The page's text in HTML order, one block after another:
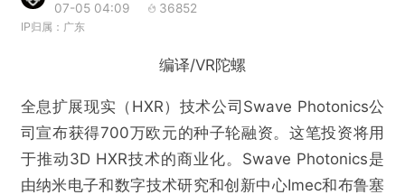
07-05 04:09 36852
IP归属：广东
编译/VR陀螺
全息扩展现实（HXR）技术公司Swave Photonics公
司宣布获得700万欧元的种子轮融资。这笔投资将用
于推动3D HXR技术的商业化。Swave Photonics是
由纳米电子和数字技术研究和创新中心Imec和布鲁塞